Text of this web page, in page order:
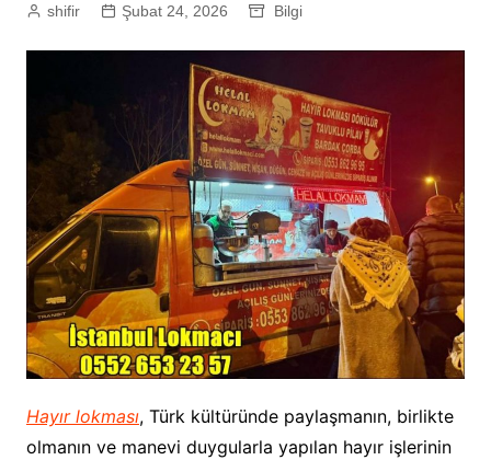
shifir Şubat 24, 2026 Bilgi
Hayır lokması, Türk kültüründe paylaşmanın, birlikte
olmanın ve manevi duygularla yapılan hayır işlerinin